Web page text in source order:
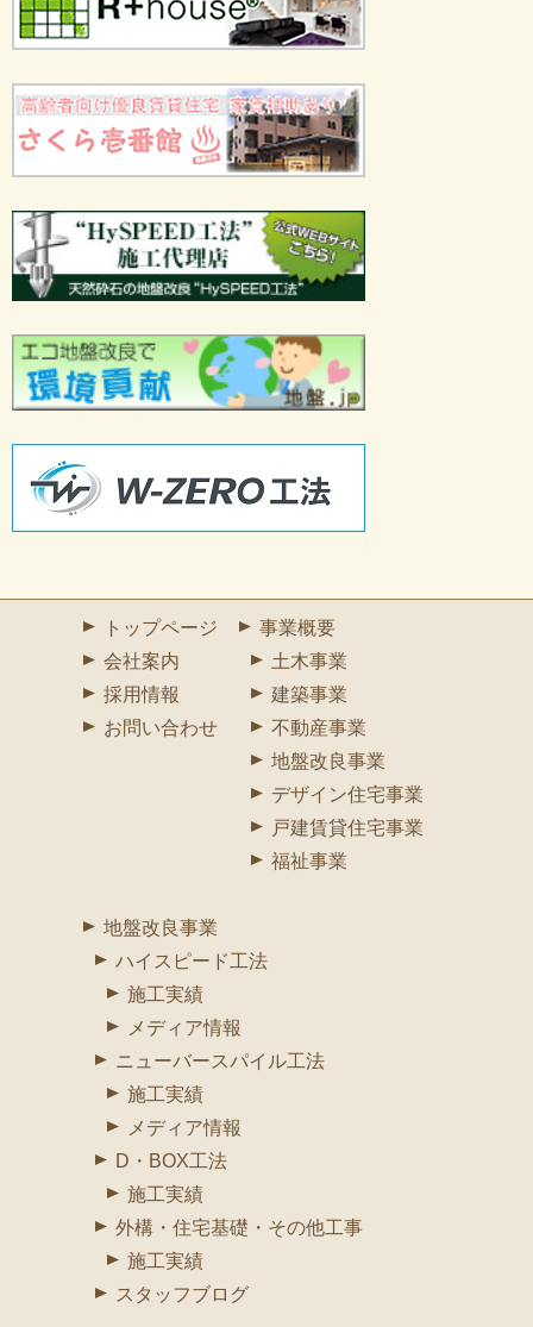
トップページ
会社案内
採用情報
お問い合わせ
事業概要
土木事業
建築事業
不動産事業
地盤改良事業
デザイン住宅事業
戸建賃貸住宅事業
福祉事業
地盤改良事業
ハイスピード工法
施工実績
メディア情報
ニューバースパイル工法
施工実績
メディア情報
D・BOX工法
施工実績
外構・住宅基礎・その他工事
施工実績
スタッフブログ